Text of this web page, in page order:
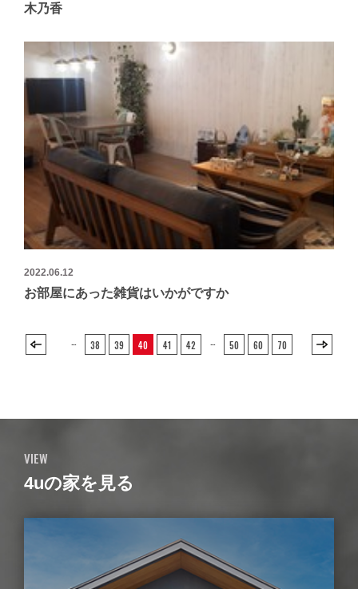
木乃香
2022.06.12
お部屋にあった雑貨はいかがですか
38 39 40 41 42 50 60 70
VIEW
4uの家を見る